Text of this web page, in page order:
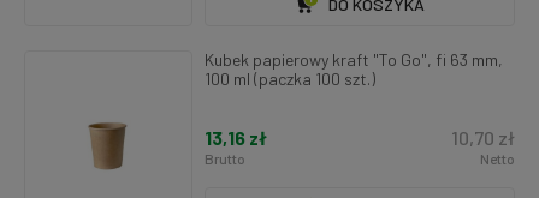
Kubek papierowy kraft "To Go", fi 63 mm,
100 ml (paczka 100 szt.)
13,16 zł
Brutto
10,70 zł
Netto